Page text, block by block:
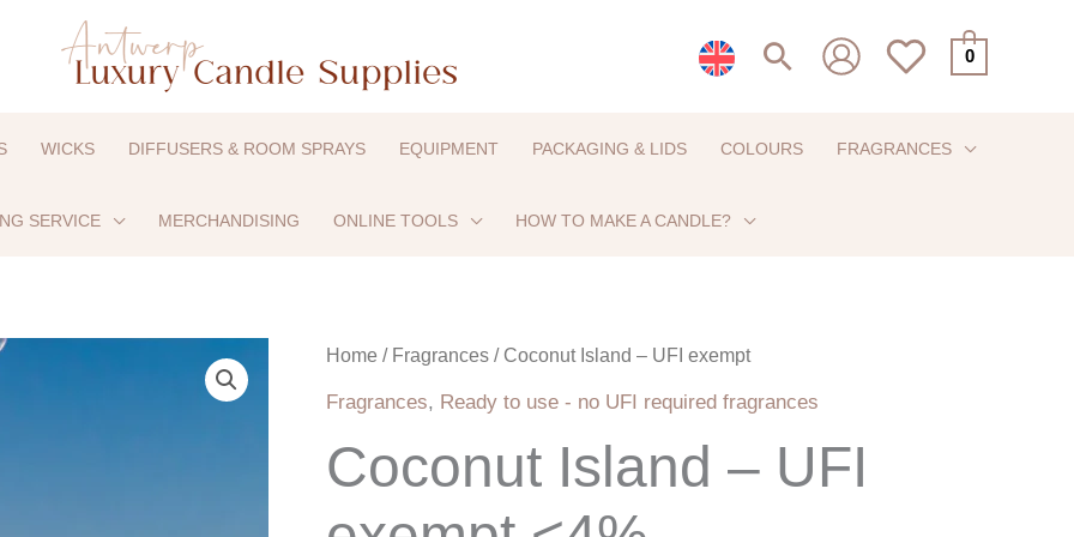
Search 0
WICKS DIFFUSERS & ROOM SPRAYS EQUIPMENT PACKAGING & LIDS COLOURS FRAGRANCES
SERVICE MERCHANDISING ONLINE TOOLS HOW TO MAKE A CANDLE?
Home / Fragrances / Coconut Island – UFI exempt
Fragrances, Ready to use - no UFI required fragrances
Coconut Island – UFI
Price
€5,00
Coconut
Island
UFI